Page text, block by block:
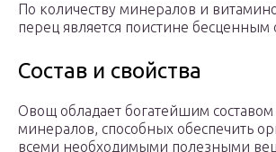
По количеству минералов и
перец является поистине
Состав и свойства
Овощ обладает богатейшим
минералов, способных обеспечить
всеми необходимыми полезными